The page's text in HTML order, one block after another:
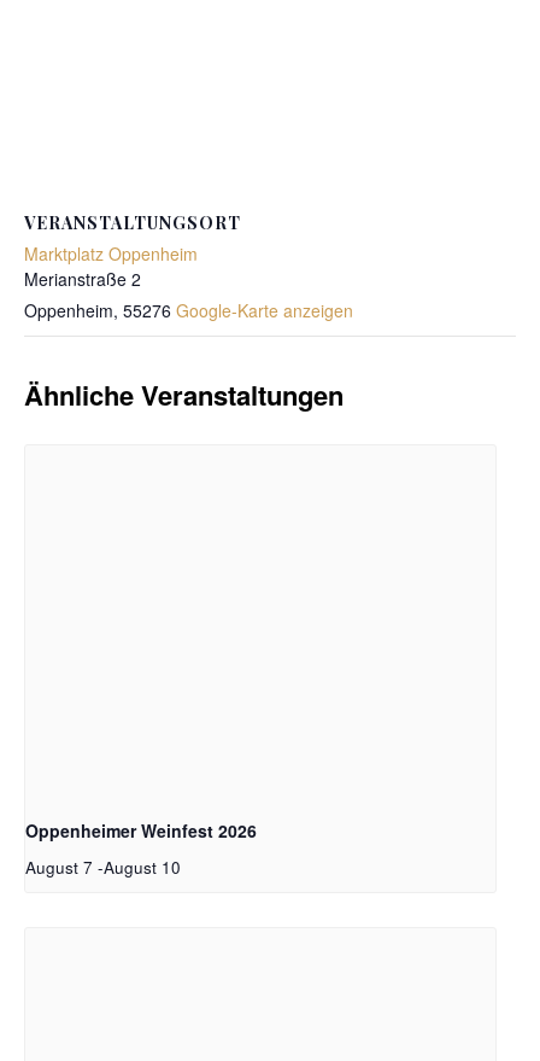
VERANSTALTUNGSORT
Marktplatz Oppenheim
Merianstraße 2
Oppenheim, 55276 Google-Karte anzeigen
Ähnliche Veranstaltungen
Oppenheimer Weinfest 2026
August 7 -August 10